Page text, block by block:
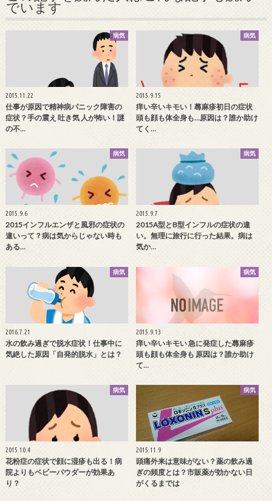
でいます
病気
2015.11.22
仕事が原因で精神病パニック障害の
症状？手の震え 吐き気 人が怖い！謎
の不…
病気
2015.9.15
痒い辛いキモい！蕁麻疹初日の症状
頭も顔も体全身も…原因は？誰か助け
てく…
病気
2015.9.6
2015インフルエンザと風邪の症状の
違いって？病は気からじゃない時も
ある…
病気
2015.9.7
2015A型とB型インフルの症状の違
い。無理に旅行に行った結果。病は
気か…
病気
2016.7.21
水の飲み過ぎで脱水症状！仕事中に
気絶した原因「自発的脱水」とは？
病気
2015.9.13
痒い辛いキモい 急に発症した蕁麻疹
頭も顔も体全身も 原因は？誰か助け
て…
病気
2015.10.4
花粉症の症状で顔に湿疹も出る！病
院よりもベビーパウダーが効果あ
り？
病気
2015.11.9
頭痛外来は意味がない？薬の飲み過
ぎの頻度とは？市販薬が効かない日
がくるまでは